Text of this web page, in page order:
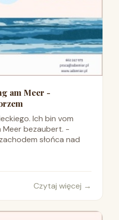
am Meer -
Ich bin vom
Meer bezaubert. -
słońca nad
Czytaj więcej →